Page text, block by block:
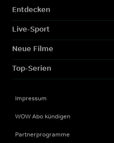
Entdecken
Live-Sport
Neue Filme
Top-Serien
Impressum
WOW Abo kündigen
Partnerprogramme